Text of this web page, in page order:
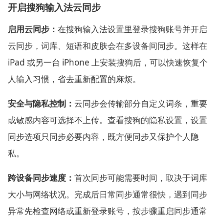
开启搜狗输入法云同步
启用云同步： 在搜狗输入法设置里登录搜狗账号并开启
云同步，词库、短语和皮肤会在多设备间同步。这样在
iPad 或另一台 iPhone 上安装搜狗后，可以快速恢复个
人输入习惯，省去重新配置的麻烦。
安全与隐私控制： 云同步会传输部分自定义词条，重要
或敏感内容可选择不上传。查看搜狗的隐私设置，设置
同步选项只同步必要内容，既方便同步又保护个人隐
私。
跨设备同步速度： 首次同步可能需要时间，取决于词库
大小与网络状况。完成后日常同步通常很快，遇到同步
异常先检查网络或重新登录账号，按步骤重启同步通常